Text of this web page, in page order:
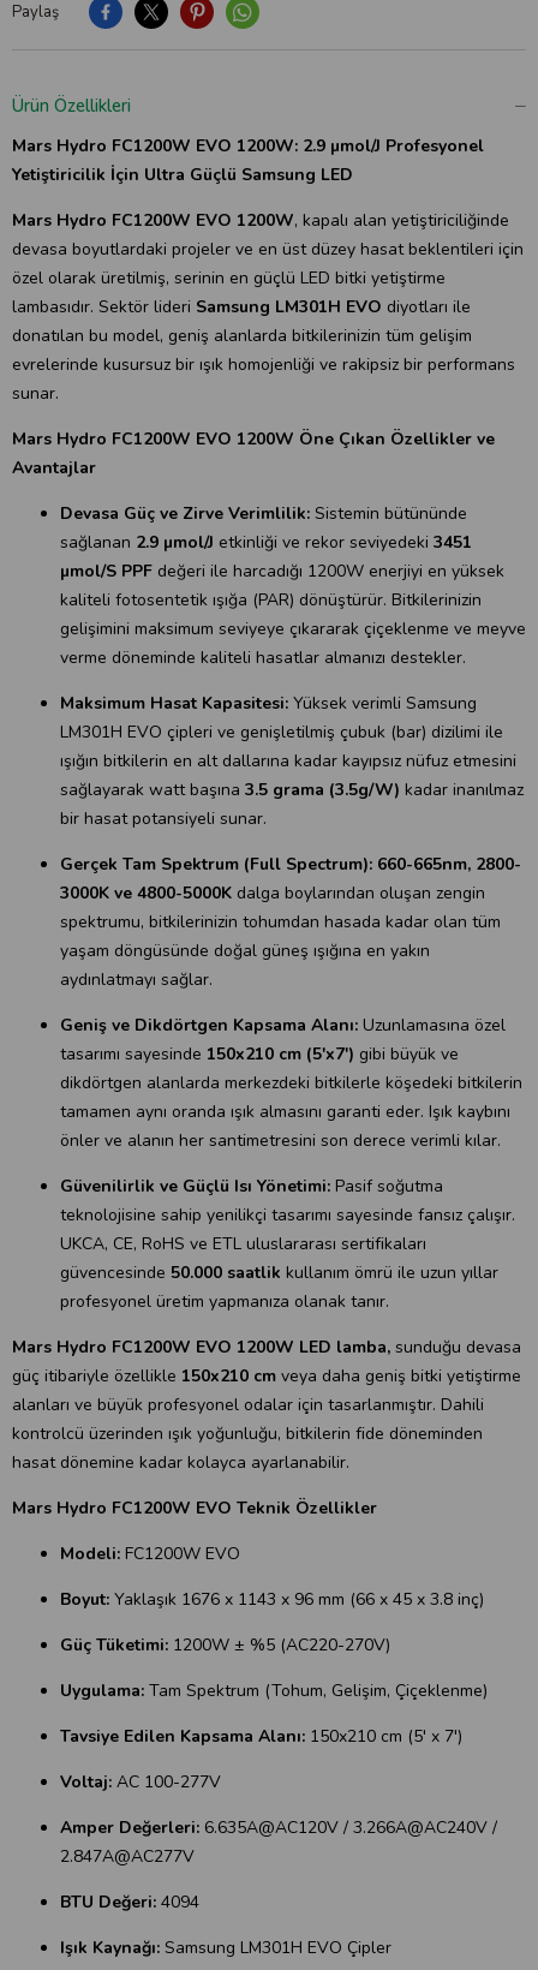
Paylaş
Ürün Özellikleri
Mars Hydro FC1200W EVO 1200W: 2.9 µmol/J Profesyonel
Yetiştiricilik İçin Ultra Güçlü Samsung LED
Mars Hydro FC1200W EVO 1200W, kapalı alan yetiştiriciliğinde
devasa boyutlardaki projeler ve en üst düzey hasat beklentileri için
özel olarak üretilmiş, serinin en güçlü LED bitki yetiştirme
lambasıdır. Sektör lideri Samsung LM301H EVO diyotları ile
donatılan bu model, geniş alanlarda bitkilerinizin tüm gelişim
evrelerinde kusursuz bir ışık homojenliği ve rakipsiz bir performans
sunar.
Mars Hydro FC1200W EVO 1200W Öne Çıkan Özellikler ve
Avantajlar
Devasa Güç ve Zirve Verimlilik: Sistemin bütününde
sağlanan 2.9 µmol/J etkinliği ve rekor seviyedeki 3451
µmol/S PPF değeri ile harcadığı 1200W enerjiyi en yüksek
kaliteli fotosentetik ışığa (PAR) dönüştürür. Bitkilerinizin
gelişimini maksimum seviyeye çıkararak çiçeklenme ve meyve
verme döneminde kaliteli hasatlar almanızı destekler.
Maksimum Hasat Kapasitesi: Yüksek verimli Samsung
LM301H EVO çipleri ve genişletilmiş çubuk (bar) dizilimi ile
ışığın bitkilerin en alt dallarına kadar kayıpsız nüfuz etmesini
sağlayarak watt başına 3.5 grama (3.5g/W) kadar inanılmaz
bir hasat potansiyeli sunar.
Gerçek Tam Spektrum (Full Spectrum): 660-665nm, 2800-
3000K ve 4800-5000K dalga boylarından oluşan zengin
spektrumu, bitkilerinizin tohumdan hasada kadar olan tüm
yaşam döngüsünde doğal güneş ışığına en yakın
aydınlatmayı sağlar.
Geniş ve Dikdörtgen Kapsama Alanı: Uzunlamasına özel
tasarımı sayesinde 150x210 cm (5'x7') gibi büyük ve
dikdörtgen alanlarda merkezdeki bitkilerle köşedeki bitkilerin
tamamen aynı oranda ışık almasını garanti eder. Işık kaybını
önler ve alanın her santimetresini son derece verimli kılar.
Güvenilirlik ve Güçlü Isı Yönetimi: Pasif soğutma
teknolojisine sahip yenilikçi tasarımı sayesinde fansız çalışır.
UKCA, CE, RoHS ve ETL uluslararası sertifikaları
güvencesinde 50.000 saatlik kullanım ömrü ile uzun yıllar
profesyonel üretim yapmanıza olanak tanır.
Mars Hydro FC1200W EVO 1200W LED lamba, sunduğu devasa
güç itibariyle özellikle 150x210 cm veya daha geniş bitki yetiştirme
alanları ve büyük profesyonel odalar için tasarlanmıştır. Dahili
kontrolcü üzerinden ışık yoğunluğu, bitkilerin fide döneminden
hasat dönemine kadar kolayca ayarlanabilir.
Mars Hydro FC1200W EVO Teknik Özellikler
Modeli: FC1200W EVO
Boyut: Yaklaşık 1676 x 1143 x 96 mm (66 x 45 x 3.8 inç)
Güç Tüketimi: 1200W ± %5 (AC220-270V)
Uygulama: Tam Spektrum (Tohum, Gelişim, Çiçeklenme)
Tavsiye Edilen Kapsama Alanı: 150x210 cm (5' x 7')
Voltaj: AC 100-277V
Amper Değerleri: 6.635A@AC120V / 3.266A@AC240V /
2.847A@AC277V
BTU Değeri: 4094
Işık Kaynağı: Samsung LM301H EVO Çipler